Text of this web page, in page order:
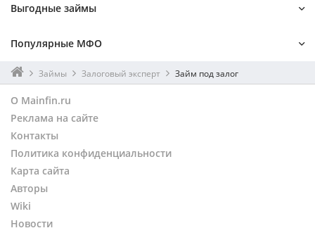
Выгодные займы
Мгновенный
На Киви
Наличными
На карту
Без процентов
Без поручителей
Без отказа
По паспорту
Популярные МФО
Лайм-займ
Турбозайм
Онзаем
Займер
Веб-займ
До зарплаты
Kviku
Монеткин
Займы Залоговый эксперт Займ под залог
О Mainfin.ru
Реклама на сайте
Контакты
Политика конфиденциальности
Карта сайта
Авторы
Wiki
Новости